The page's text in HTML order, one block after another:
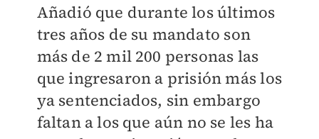
Añadió que durante los últimos
tres años de su mandato son
más de 2 mil 200 personas las
que ingresaron a prisión más los
ya sentenciados, sin embargo
faltan a los que aún no se les ha